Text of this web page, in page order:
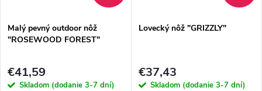
Malý pevný outdoor nôž
"ROSEWOOD FOREST"
€41,59
Skladom (dodanie 3-7 dní)
Lovecký nôž "GRIZZLY"
€37,43
Skladom (dodanie 3-7 dní)